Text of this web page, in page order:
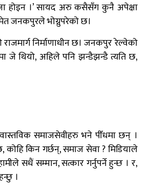
होइन ।’ सायद अरु कसैसँग कुनै अपेक्षा
जनकपुरले भोग्नुपरेको छ।
निर्माणाधीन छ। जनकपुर रेल्वेको
जे थियो, अहिले पनि झन्डैझन्डै त्यति छ,
समाजसेवीहरु भने पीँधमा छन् ।
किन गर्छन्, समाज सेवा ? मिडियाले
सधैं सम्मान, सत्कार गर्नुपर्ने हुन्छ । र,
।